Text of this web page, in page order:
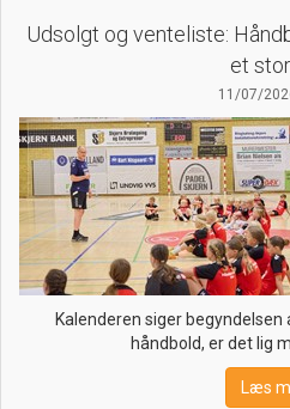
Udsolgt og venteliste:
et
11/07/
Kalenderen siger
håndbold, er det lig
Læs